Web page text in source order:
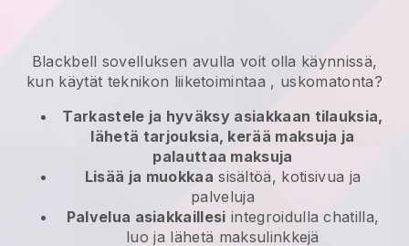
Blackbell sovelluksen avulla voit olla käynnissä,
kun käytät teknikon liiketoimintaa , uskomatonta?
Tarkastele ja hyväksy asiakkaan tilauksia,
lähetä tarjouksia, kerää maksuja ja
palauttaa maksuja
Lisää ja muokkaa sisältöä, kotisivua ja
palveluja
Palvelua asiakkaillesi integroidulla chatilla,
luo ja lähetä maksulinkkejä